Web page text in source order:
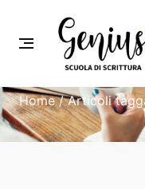
Home/ Articoli